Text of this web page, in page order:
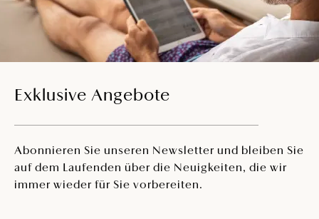
Exklusive Angebote
Abonnieren Sie unseren Newsletter und bleiben Sie
auf dem Laufenden über die Neuigkeiten, die wir
immer wieder für Sie vorbereiten.